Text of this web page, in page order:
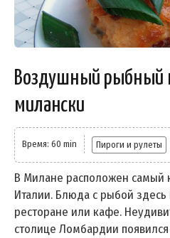
Воздушный рыбный
милански
Время: 60 min Пироги и рулеты
В Милане расположен
Италии. Блюда с рыбой
ресторане или кафе.
столице Ломбардии